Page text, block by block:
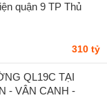
quận 9 TP Thủ
310 tỷ
QL19C TẠI
- VÂN CANH -